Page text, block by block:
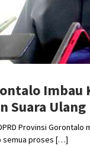
Imbau
Suara Ulang
Provinsi
semua proses […]